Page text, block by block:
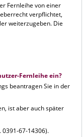
Fernleihe von einer
verpflichtet,
weiterzugeben. Die
Fernleihe ein?
beantragen Sie in der
ist aber auch später
0391-67-14306).